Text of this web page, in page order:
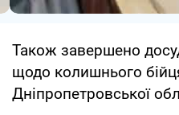
Також завершено
щодо колишнього
Дніпропетровської